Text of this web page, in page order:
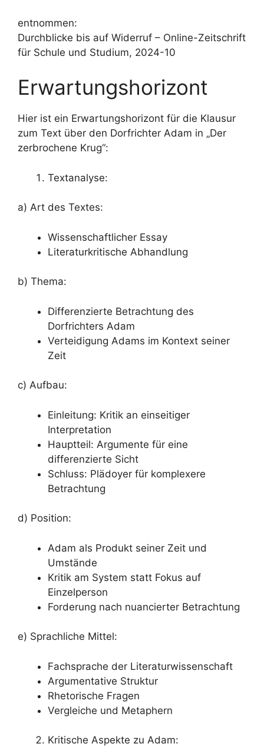
entnommen:
Durchblicke bis auf Widerruf – Online-Zeitschrift
für Schule und Studium, 2024-10
Erwartungshorizont
Hier ist ein Erwartungshorizont für die Klausur
zum Text über den Dorfrichter Adam in „Der
zerbrochene Krug“:
Textanalyse:
a) Art des Textes:
Wissenschaftlicher Essay
Literaturkritische Abhandlung
b) Thema:
Differenzierte Betrachtung des
Dorfrichters Adam
Verteidigung Adams im Kontext seiner
Zeit
c) Aufbau:
Einleitung: Kritik an einseitiger
Interpretation
Hauptteil: Argumente für eine
differenzierte Sicht
Schluss: Plädoyer für komplexere
Betrachtung
d) Position:
Adam als Produkt seiner Zeit und
Umstände
Kritik am System statt Fokus auf
Einzelperson
Forderung nach nuancierter Betrachtung
e) Sprachliche Mittel:
Fachsprache der Literaturwissenschaft
Argumentative Struktur
Rhetorische Fragen
Vergleiche und Metaphern
Kritische Aspekte zu Adam: